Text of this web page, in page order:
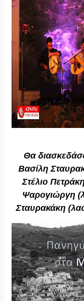
Θα
Βασίλη
Στέλιο
Ψαρογιώργη
Σταυρακάκη